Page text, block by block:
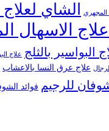
المجهري الشاي
علاج الاسهال
البواسير بالثلج علاج
علاج عرق النسا بالاعشاب
للرجيم فوائد